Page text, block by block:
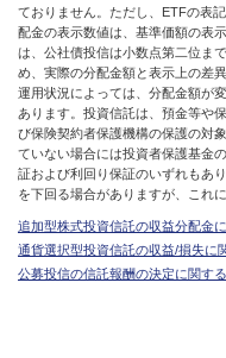
ておりません。ただし、ETFの表
配金の表示数値は、基準価額の表
は、公社債投信は小数点第二位ま
め、実際の分配金額と表示上の差
運用状況によっては、分配金額が
あります。投資信託は、預金等や
び保険契約者保護機構の保護の対
ていない場合には投資者保護基金
証および利回り保証のいずれもあ
を下回る場合がありますが、これ
追加型株式投資信託の収益分配金
通貨選択型投資信託の収益/損失に
公募投信の信託報酬の決定に関す